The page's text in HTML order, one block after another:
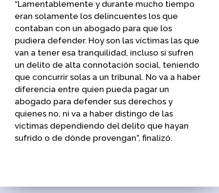
“Lamentablemente y durante mucho tiempo
eran solamente los delincuentes los que
contaban con un abogado para que los
pudiera defender. Hoy son las víctimas las que
van a tener esa tranquilidad, incluso si sufren
un delito de alta connotación social, teniendo
que concurrir solas a un tribunal. No va a haber
diferencia entre quien pueda pagar un
abogado para defender sus derechos y
quienes no, ni va a haber distingo de las
víctimas dependiendo del delito que hayan
sufrido o de dónde provengan”, finalizó.